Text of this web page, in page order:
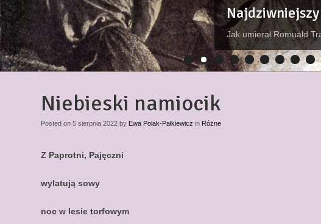
1 2 3 4 5 6 7 8 9
Jak umierał Romuald
Niebieski namiocik
Posted on 5 sierpnia 2022 by Ewa Polak-Pałkiewicz in Różne
Z Paprotni, Pajęczni
wylatują sowy
noc w lesie torfowym